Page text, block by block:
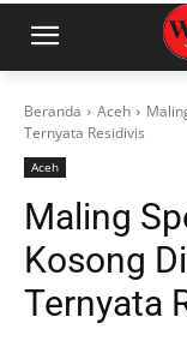
Beranda Aceh
Ternyata Residivis
Aceh
Maling
Kosong
Ternyata